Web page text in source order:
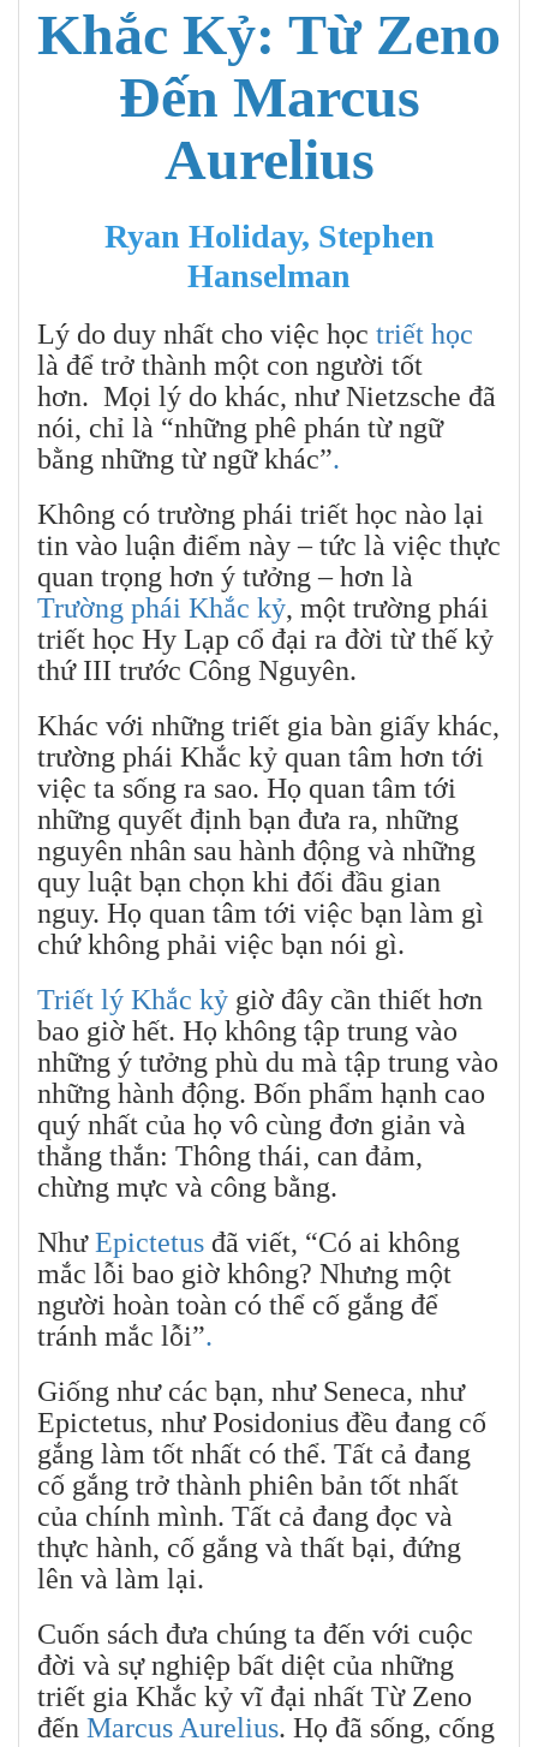
Khắc Kỷ: Từ Zeno
Đến Marcus
Aurelius
Ryan Holiday, Stephen
Hanselman
Lý do duy nhất cho việc học triết học
là để trở thành một con người tốt
hơn. Mọi lý do khác, như Nietzsche đã
nói, chỉ là “những phê phán từ ngữ
bằng những từ ngữ khác”.
Không có trường phái triết học nào lại
tin vào luận điểm này – tức là việc thực
quan trọng hơn ý tưởng – hơn là
Trường phái Khắc kỷ, một trường phái
triết học Hy Lạp cổ đại ra đời từ thế kỷ
thứ III trước Công Nguyên.
Khác với những triết gia bàn giấy khác,
trường phái Khắc kỷ quan tâm hơn tới
việc ta sống ra sao. Họ quan tâm tới
những quyết định bạn đưa ra, những
nguyên nhân sau hành động và những
quy luật bạn chọn khi đối đầu gian
nguy. Họ quan tâm tới việc bạn làm gì
chứ không phải việc bạn nói gì.
Triết lý Khắc kỷ giờ đây cần thiết hơn
bao giờ hết. Họ không tập trung vào
những ý tưởng phù du mà tập trung vào
những hành động. Bốn phẩm hạnh cao
quý nhất của họ vô cùng đơn giản và
thẳng thắn: Thông thái, can đảm,
chừng mực và công bằng.
NhưEpictetus đã viết, “Có ai không
mắc lỗi bao giờ không? Nhưng một
người hoàn toàn có thể cố gắng để
tránh mắc lỗi”.
Giống như các bạn, như Seneca, như
Epictetus, như Posidonius đều đang cố
gắng làm tốt nhất có thể. Tất cả đang
cố gắng trở thành phiên bản tốt nhất
của chính mình. Tất cả đang đọc và
thực hành, cố gắng và thất bại, đứng
lên và làm lại.
Cuốn sách đưa chúng ta đến với cuộc
đời và sự nghiệp bất diệt của những
triết gia Khắc kỷ vĩ đại nhất Từ Zeno
đến Marcus Aurelius. Họ đã sống, cống